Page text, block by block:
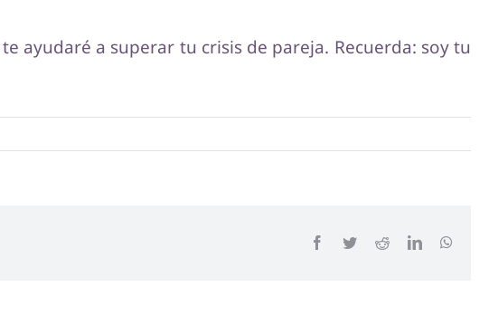
ayudaré a superar tu crisis de pareja. Recuerda: soy tu
Facebook
TwitterRedditLinkedIn